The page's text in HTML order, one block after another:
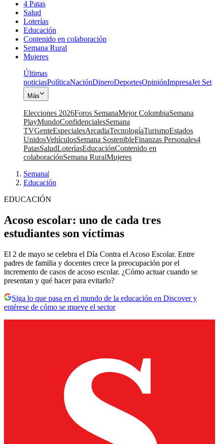
4 Patas
Salud
Loterías
Educación
Contenido en colaboración
Semana Rural
Mujeres
Últimas
noticiasPolíticaNaciónDineroDeportesOpiniónImpresaJet Set
Más
Elecciones 2026Foros SemanaMejor ColombiaSemana
PlayMundoConfidencialesSemana
TVGenteEspecialesArcadiaTecnologíaTurismoEstados
UnidosVehículosSemana SostenibleFinanzas Personales4
PatasSaludLoteríasEducaciónContenido en
colaboraciónSemana RuralMujeres
Semana|
Educación
EDUCACIÓN
Acoso escolar: uno de cada tres
estudiantes son víctimas
El 2 de mayo se celebra el Día Contra el Acoso Escolar. Entre
padres de familia y docentes crece la preocupación por el
incremento de casos de acoso escolar. ¿Cómo actuar cuando se
presentan y qué hacer para evitarlo?
Siga lo que pasa en el mundo de la educación en Discover y
entérese de cómo se mueve el sector